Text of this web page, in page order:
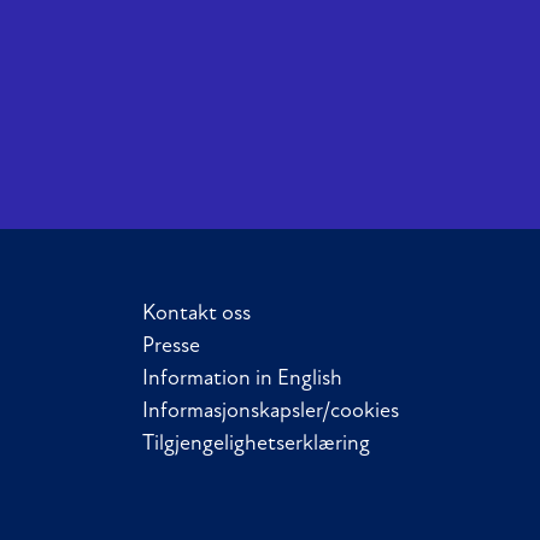
Kontakt oss
Presse
Information in English
Informasjonskapsler/cookies
Tilgjengelighetserklæring